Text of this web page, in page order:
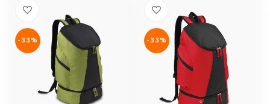
-33% -33%